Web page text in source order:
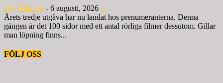
BG Nilensjö - 6 augusti, 2026 0
Årets tredje utgåva har nu landat hos prenumeranterna. Denna
gången är det 100 sidor med ett antal rörliga filmer dessutom. Gillar
man löpning finns...
FÖLJ OSS